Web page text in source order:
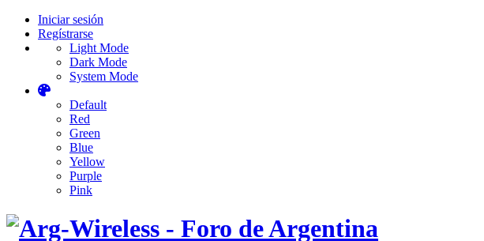
Iniciar sesión
Regístrarse
Light Mode
Dark Mode
System Mode
Default
Red
Green
Blue
Yellow
Purple
Pink